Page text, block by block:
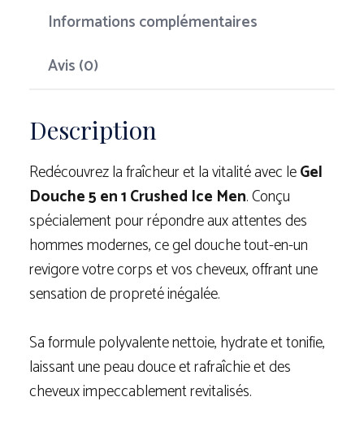
Informations complémentaires
Avis (0)
Description
Redécouvrez la fraîcheur et la vitalité avec leGel
Douche 5 en 1 Crushed Ice Men. Conçu
spécialement pour répondre aux attentes des
hommes modernes, ce gel douche tout-en-un
revigore votre corps et vos cheveux, offrant une
sensation de propreté inégalée.
Sa formule polyvalente nettoie, hydrate et tonifie,
laissant une peau douce et rafraîchie et des
cheveux impeccablement revitalisés.